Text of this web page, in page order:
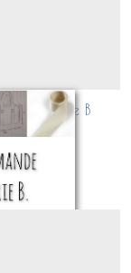
Marie B
demande